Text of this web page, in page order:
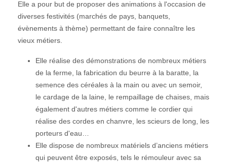
Elle a pour but de proposer des animations à l'occasion de
diverses festivités (marchés de pays, banquets,
évènements à thème) permettant de faire connaître les
vieux métiers.
Elle réalise des démonstrations de nombreux métiers
de la ferme, la fabrication du beurre à la baratte, la
semence des céréales à la main ou avec un semoir,
le cardage de la laine, le rempaillage de chaises, mais
également d'autres métiers comme le cordier qui
réalise des cordes en chanvre, les scieurs de long, les
porteurs d'eau…
Elle dispose de nombreux matériels d’anciens métiers
qui peuvent être exposés, tels le rémouleur avec sa